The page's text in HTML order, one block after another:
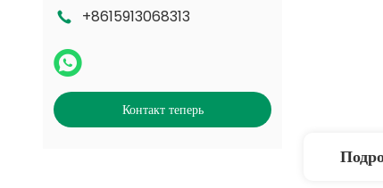
+8615913068313
Контакт теперь